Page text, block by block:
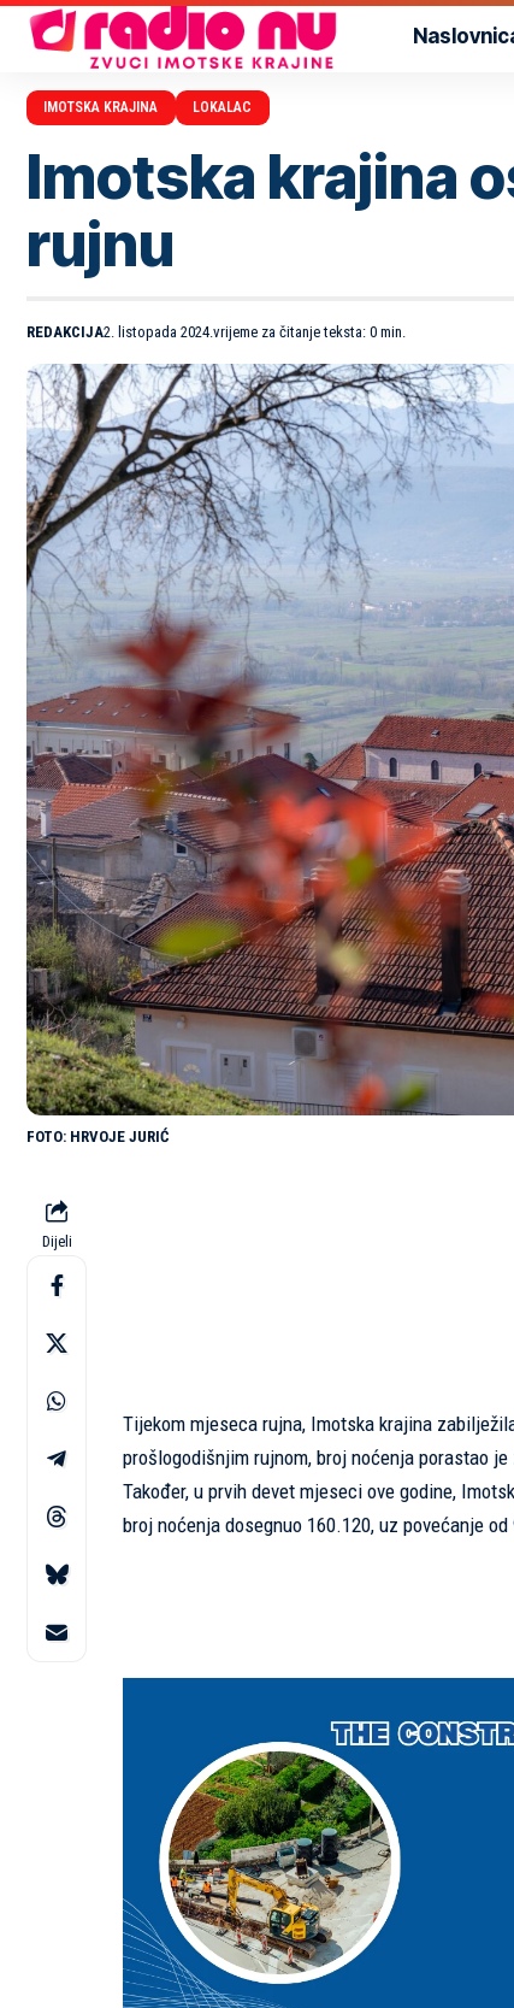
IMOTSKA KRAJINA LOKALAC
Imotska krajina
rujnu
REDAKCIJA2. listopada 2024. vrijeme za čitanje teksta: 0 min.
HRVOJE JURIĆ
Dijeli
Tijekom mjeseca rujna, Imotska krajina
prošlogodišnjim rujnom, broj noćenja porastao je
Također, u prvih devet mjeseci ove godine,
broj noćenja dosegnuo 160.120, uz povećanje